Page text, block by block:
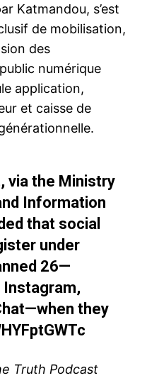
Katmandou, s’est
de mobilisation,
des
numérique
application,
et caisse de
via the Ministry
Information
that social
under
26—
Instagram,
they
Truth Podcast